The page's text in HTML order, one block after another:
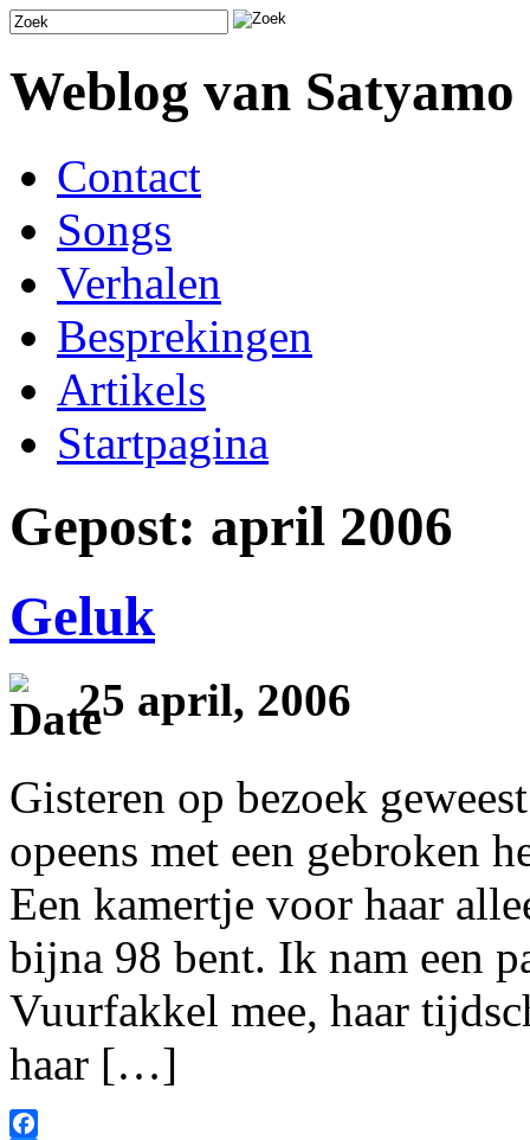
Weblog van Satyamo
Contact
Songs
Verhalen
Besprekingen
Artikels
Startpagina
Gepost: april 2006
Geluk
25 april, 2006
Gisteren op bezoek
opeens met een gebroken
Een kamertje voor haar
bijna 98 bent. Ik nam een
Vuurfakkel mee, haar
haar […]